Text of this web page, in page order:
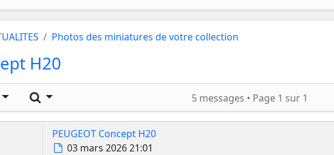
Photos des miniatures de votre collection
H20
Rechercher 5 messages • Page 1 sur 1
PEUGEOT Concept H20
Message
03 mars 2026 21:01